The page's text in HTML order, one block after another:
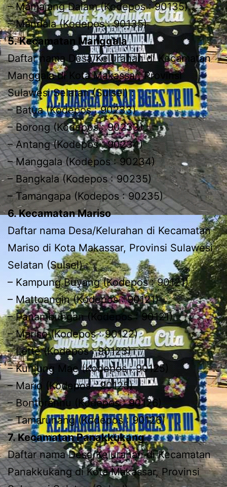
– Mamajang Dalam (Kodepos : 90135)
– Mandala (Kodepos : 90135)
5. Kecamatan Manggala
Daftar nama Desa/Kelurahan di Kecamatan
Manggala di Kota Makassar, Provinsi
Sulawesi Selatan (Sulsel) :
– Batua (Kodepos : 90233)
– Borong (Kodepos : 90233)
– Antang (Kodepos : 90234)
– Manggala (Kodepos : 90234)
– Bangkala (Kodepos : 90235)
– Tamangapa (Kodepos : 90235)
6. Kecamatan Mariso
Daftar nama Desa/Kelurahan di Kecamatan
Mariso di Kota Makassar, Provinsi Sulawesi
Selatan (Sulsel) :
– Kampung Buyang (Kodepos : 90121)
– Mattoangin (Kodepos : 90121)
– Panambungan (Kodepos : 90121)
– Mariso (Kodepos : 90122)
– Lette (Kodepos : 90123)
– Kunjung Mae (Kodepos : 90125)
– Mario (Kodepos : 90125)
– Bontorannu (Kodepos : 90126)
– Tamarunang (Kodepos : 90126)
7. Kecamatan Panakkukang
Daftar nama Desa/Kelurahan di Kecamatan
Panakkukang di Kota Makassar, Provinsi